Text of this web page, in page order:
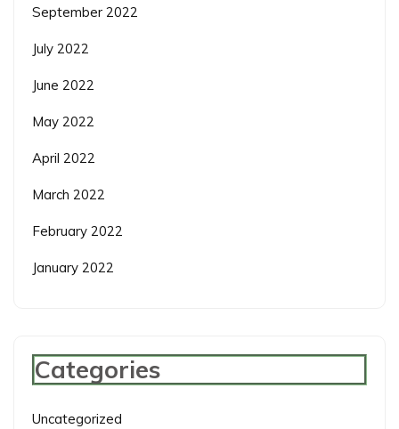
September 2022
July 2022
June 2022
May 2022
April 2022
March 2022
February 2022
January 2022
Categories
Uncategorized